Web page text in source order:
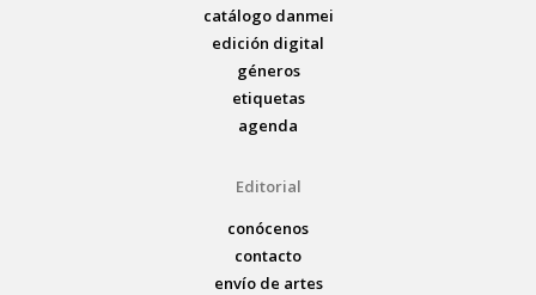
catálogo danmei
edición digital
géneros
etiquetas
agenda
Editorial
conócenos
contacto
envío de artes